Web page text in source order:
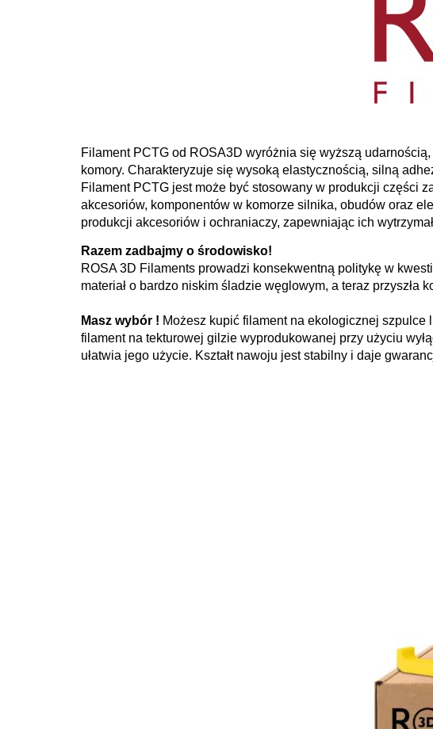
Filament PCTG od ROSA3D wyróżnia się wyższą
komory. Charakteryzuje się wysoką elastycznością, silną
Filament PCTG jest może być stosowany w produkcji części
akcesoriów, komponentów w komorze silnika, obudów oraz
produkcji akcesoriów i ochraniaczy, zapewniając ich
Razem zadbajmy o środowisko!
ROSA 3D Filaments prowadzi konsekwentną politykę w
materiał o bardzo niskim śladzie węglowym, a teraz przyszła
Masz wybór ! Możesz kupić filament na ekologicznej szpulce
filament na tekturowej gilzie wyprodukowanej przy użyciu
ułatwia jego użycie. Kształt nawoju jest stabilny i daje